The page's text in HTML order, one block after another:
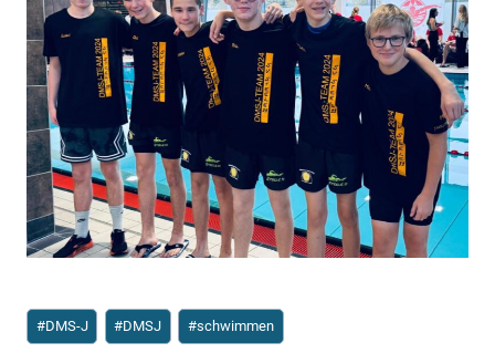
Schlagworte:
#DMS-J #DMSJ #schwimmen